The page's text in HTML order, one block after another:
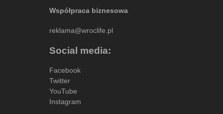
Współpraca biznesowa
reklama@wroclife.pl
Social media:
Facebook
Twitter
YouTube
Instagram